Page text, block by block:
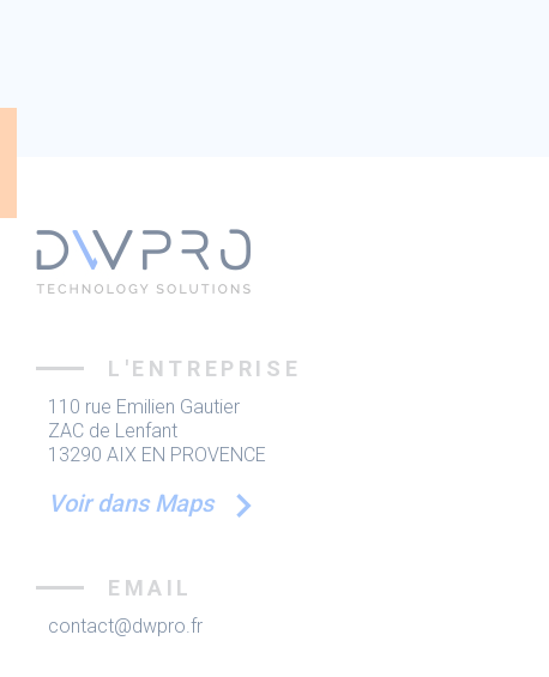
L'ENTREPRISE
110 rue Emilien Gautier
ZAC de Lenfant
13290 AIX EN PROVENCE
Voir dans Maps
EMAIL
contact@dwpro.fr